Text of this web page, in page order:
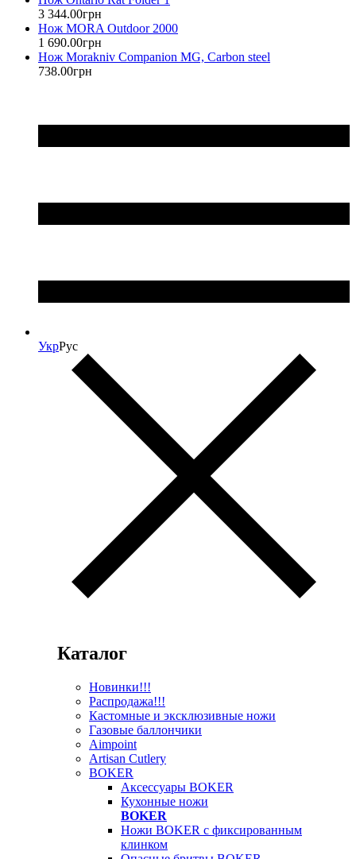
3 344.00грн
Нож MORA Outdoor 2000
1 690.00грн
Нож Morakniv Companion MG, Carbon steel
738.00грн
УкрРус
Каталог
Новинки!!!
Распродажа!!!
Кастомные и эксклюзивные ножи
Газовые баллончики
Aimpoint
Artisan Cutlery
BOKER
Аксессуары BOKER
Кухонные ножи
BOKER
Ножи BOKER с фиксированным
клинком